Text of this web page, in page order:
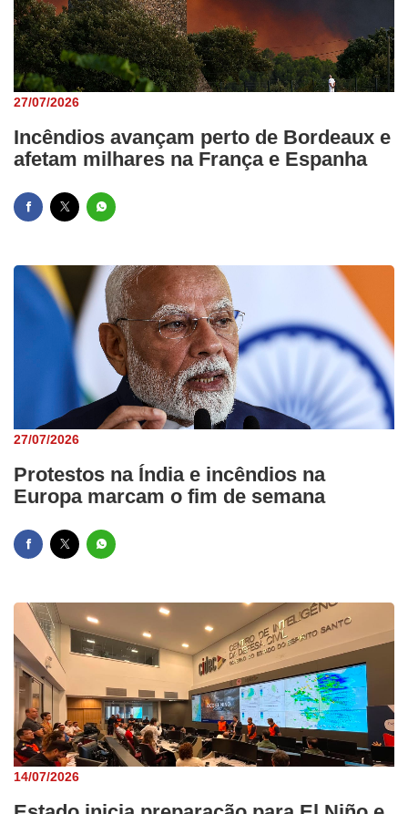
27/07/2026
Incêndios avançam perto de Bordeaux e
afetam milhares na França e Espanha
27/07/2026
Protestos na Índia e incêndios na
Europa marcam o fim de semana
14/07/2026